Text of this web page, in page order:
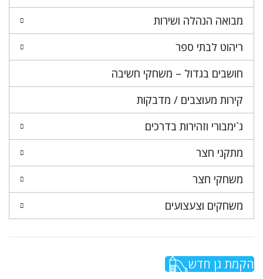
מבואה הנהלה ושירות
ריהוט לבתי ספר
חושבים בגדול – משחקי חשיבה
קירות מעוצבים / מדבקות
ג`ימבורי וזהירות בדרכים
מתקני חצר
משחקי חצר
משחקים וצעצועים
הקמת גן חדש